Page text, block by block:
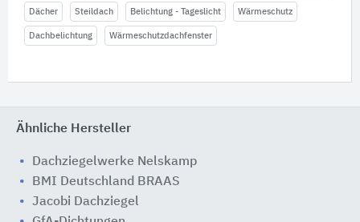
Dächer Steildach Belichtung - Tageslicht Wärmeschutz
Dachbelichtung Wärmeschutzdachfenster
Ähnliche Hersteller
Dachziegelwerke Nelskamp
BMI Deutschland BRAAS
Jacobi Dachziegel